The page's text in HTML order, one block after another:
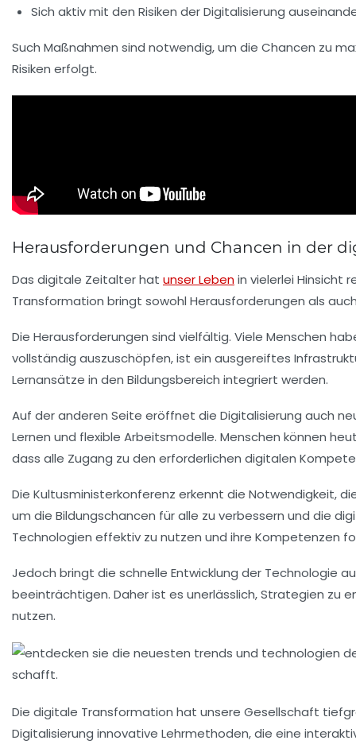
Sich aktiv mit den Risiken der Digitalisierung
Such Maßnahmen sind notwendig, um die Chancen zu
Risiken erfolgt.
Herausforderungen und Chancen in der
Das digitale Zeitalter hat unser Lebenin vielerlei Hinsicht
Transformation bringt sowohl Herausforderungen als
Die Herausforderungen sind vielfältig. Viele Menschen
vollständig auszuschöpfen, ist ein ausgereiftes
Lernansätze in den Bildungsbereich integriert werden.
Auf der anderen Seite eröffnet die Digitalisierung auch
Lernen und flexible Arbeitsmodelle. Menschen können
dass alle Zugang zu den erforderlichen digitalen
Die Kultusministerkonferenz erkennt die Notwendigkeit,
um die Bildungschancen für alle zu verbessern und die
Technologien effektiv zu nutzen und ihre Kompetenzen
Jedoch bringt die schnelle Entwicklung der Technologie
beeinträchtigen. Daher ist es unerlässlich, Strategien zu
nutzen.
Die digitale Transformation hat unsere Gesellschaft
Digitalisierung innovative Lehrmethoden, die eine